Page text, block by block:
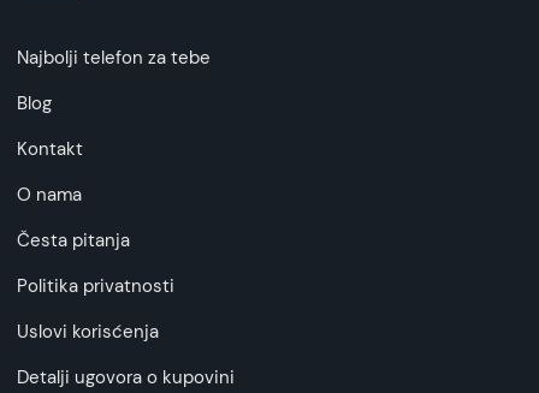
Najbolji telefon za tebe
Blog
Kontakt
O nama
Česta pitanja
Politika privatnosti
Uslovi korisćenja
Detalji ugovora o kupovini